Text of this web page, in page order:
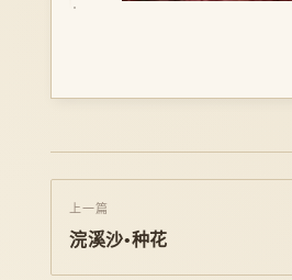
上一篇
浣溪沙•种花